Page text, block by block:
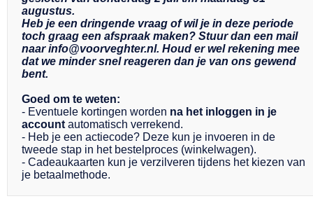
augustus.
Heb je een dringende vraag of wil je in deze periode
toch graag een afspraak maken? Stuur dan een mail
naarinfo@voorveghter.nl. Houd er wel rekening mee
dat we minder snel reageren dan je van ons gewend
bent.
Goed om te weten:
- Eventuele kortingen worden na het inloggen in je
account automatisch verrekend.
- Heb je een actiecode? Deze kun je invoeren in de
tweede stap in het bestelproces (winkelwagen).
- Cadeaukaarten kun je verzilveren tijdens het kiezen van
je betaalmethode.